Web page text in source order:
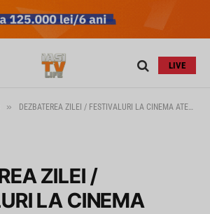
LIVE
» DEZBATEREA ZILEI / FESTIVALURI LA CINEMA ATENEU
ZILEI /
LA CINEMA